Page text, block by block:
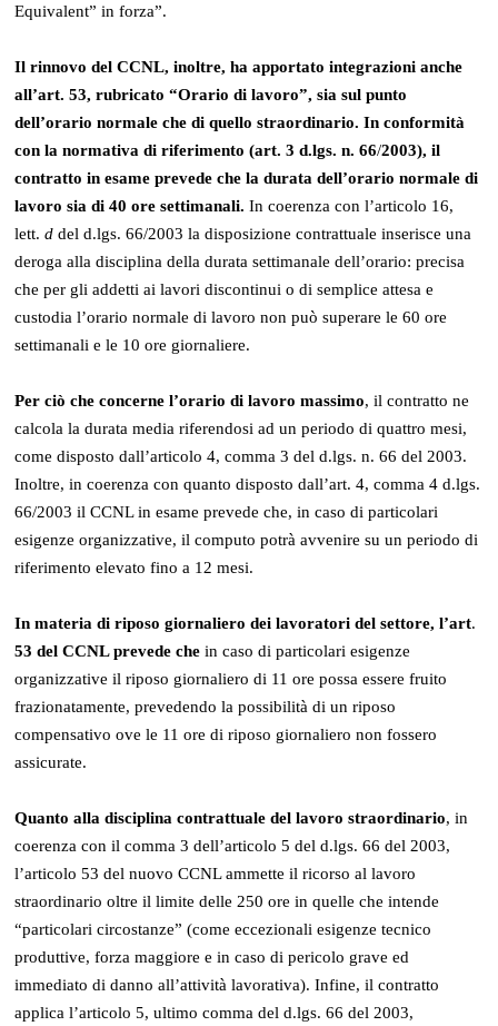
Equivalent” in forza”.
Il rinnovo del CCNL, inoltre, ha apportato integrazioni anche
all’art. 53, rubricato “Orario di lavoro”, sia sul punto
dell’orario normale che di quello straordinario. In conformità
con la normativa di riferimento (art. 3 d.lgs. n. 66/2003), il
contratto in esame prevede che la durata dell’orario normale di
lavoro sia di 40 ore settimanali.In coerenza con l’articolo 16,
lett. d del d.lgs. 66/2003 la disposizione contrattuale inserisce una
deroga alla disciplina della durata settimanale dell’orario: precisa
che per gli addetti ai lavori discontinui o di semplice attesa e
custodia l’orario normale di lavoro non può superare le 60 ore
settimanali e le 10 ore giornaliere.
Per ciò che concerne l’orario di lavoro massimo, il contratto ne
calcola la durata media riferendosi ad un periodo di quattro mesi,
come disposto dall’articolo 4, comma 3 del d.lgs. n. 66 del 2003.
Inoltre, in coerenza con quanto disposto dall’art. 4, comma 4 d.lgs.
66/2003 il CCNL in esame prevede che, in caso di particolari
esigenze organizzative, il computo potrà avvenire su un periodo di
riferimento elevato fino a 12 mesi.
In materia di riposo giornaliero dei lavoratori del settore, l’art.
53 del CCNL prevede chein caso di particolari esigenze
organizzative il riposo giornaliero di 11 ore possa essere fruito
frazionatamente, prevedendo la possibilità di un riposo
compensativo ove le 11 ore di riposo giornaliero non fossero
assicurate.
Quanto alla disciplina contrattuale del lavoro straordinario, in
coerenza con il comma 3 dell’articolo 5 del d.lgs. 66 del 2003,
l’articolo 53 del nuovo CCNL ammette il ricorso al lavoro
straordinario oltre il limite delle 250 ore in quelle che intende
“particolari circostanze” (come eccezionali esigenze tecnico
produttive, forza maggiore e in caso di pericolo grave ed
immediato di danno all’attività lavorativa). Infine, il contratto
applica l’articolo 5, ultimo comma del d.lgs. 66 del 2003,